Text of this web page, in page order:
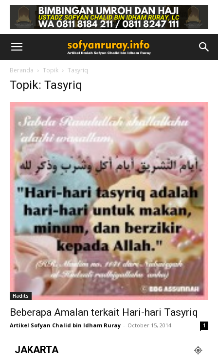
Beranda Topik Tasyriq
Topik: Tasyriq
Hadits
Beberapa Amalan terkait Hari-hari Tasyriq
Artikel Sofyan Chalid bin Idham Ruray - October 15, 2014 1
JAKARTA